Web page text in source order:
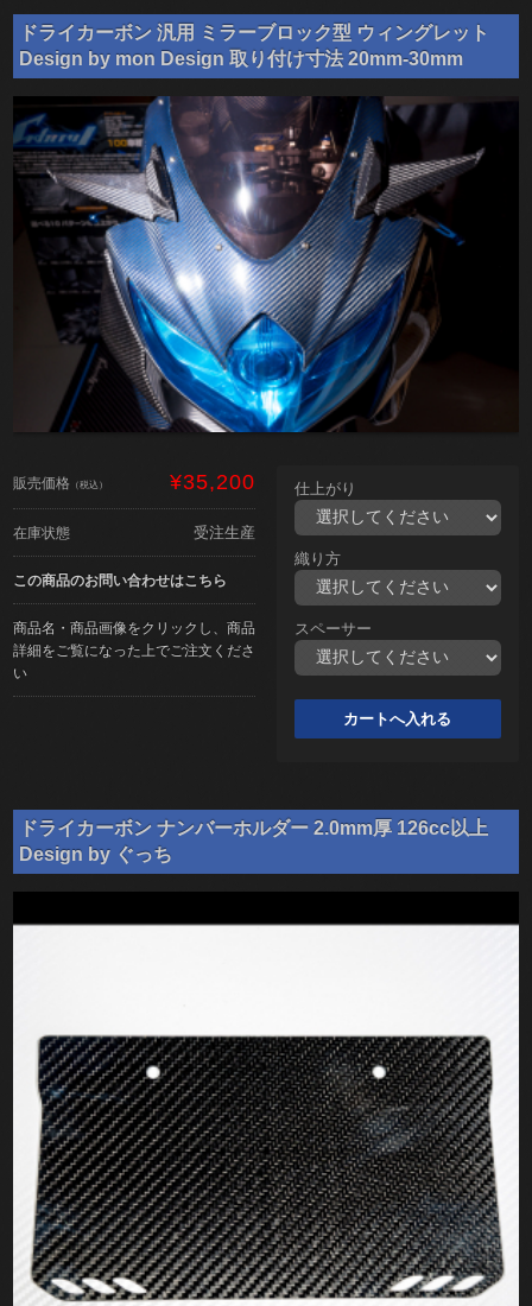
ドライカーボン 汎用 ミラーブロック型 ウィングレット
Design by mon Design 取り付け寸法 20mm-30mm
販売価格 （税込） ¥35,200
在庫状態 受注生産
この商品のお問い合わせはこちら
商品名・商品画像をクリックし、商品
詳細をご覧になった上でご注文くださ
い
仕上がり
織り方
スペーサー
ドライカーボン ナンバーホルダー 2.0mm厚 126cc以上
Design by ぐっち